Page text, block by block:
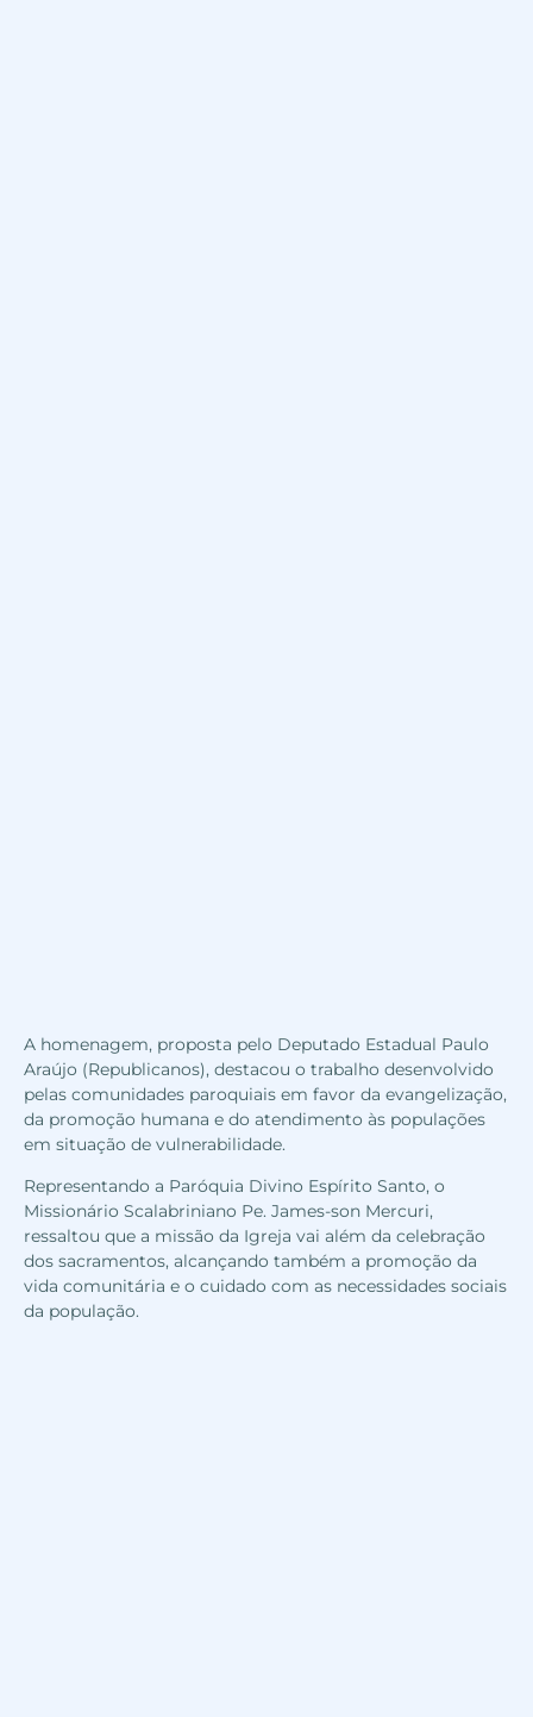
A homenagem, proposta pelo Deputado Estadual Paulo
Araújo (Republicanos), destacou o trabalho desenvolvido
pelas comunidades paroquiais em favor da evangelização,
da promoção humana e do atendimento às populações
em situação de vulnerabilidade.
Representando a Paróquia Divino Espírito Santo, o
Missionário Scalabriniano Pe. James-son Mercuri,
ressaltou que a missão da Igreja vai além da celebração
dos sacramentos, alcançando também a promoção da
vida comunitária e o cuidado com as necessidades sociais
da população.